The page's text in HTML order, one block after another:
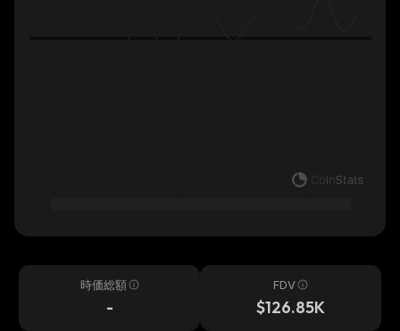
時価総額
-
FDV
$126.85K